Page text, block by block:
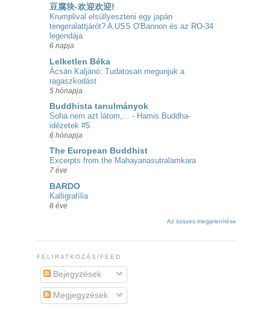
豆腐块-欢迎欢迎!
Krumplival elsüllyeszteni egy japán
tengeralattjárót? A USS O'Bannon és az RO-34
legendája
6 napja
Lelketlen Béka
Ácsán Kaljánó: Tudatosan megunjuk a
ragaszkodást
5 hónapja
Buddhista tanulmányok
Soha nem azt látom,... - Hamis Buddha-
idézetek #5
6 hónapja
The European Buddhist
Excerpts from the Mahayanasutralamkara
7 éve
BARDO
Kalligrafília
8 éve
Az összes megjelenítése
FELIRATKOZÁS/FEED
Bejegyzések
Megjegyzések